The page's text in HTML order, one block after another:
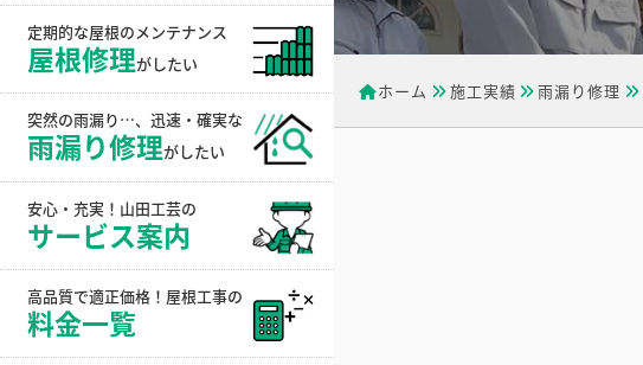
定期的な屋根のメンテナンス
屋根修理がしたい
突然の雨漏り…、迅速・確実な
雨漏り修理がしたい
安心・充実！山田工芸の
サービス案内
高品質で適正価格！屋根工事の
料金一覧
ホーム 施工実績 雨漏り修理